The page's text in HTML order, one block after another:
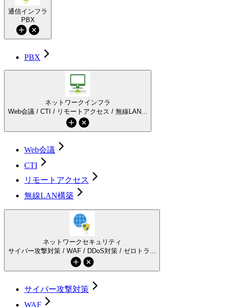
通信インフラ
PBX
PBX
ネットワークインフラ
Web会議 / CTI / リモートアクセス / 無線LAN...
Web会議
CTI
リモートアクセス
無線LAN構築
ネットワークセキュリティ
サイバー攻撃対策 / WAF / DDoS対策 / ゼロトラ...
サイバー攻撃対策
WAF